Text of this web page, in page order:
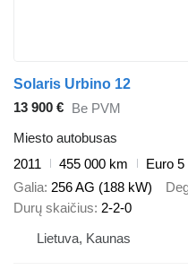
Solaris Urbino 12
13 900 € Be PVM
Miesto autobusas
2011
455 000 km
Euro 5
Galia 256 AG (188 kW)
Durų skaičius 2-2-0
Lietuva, Kaunas